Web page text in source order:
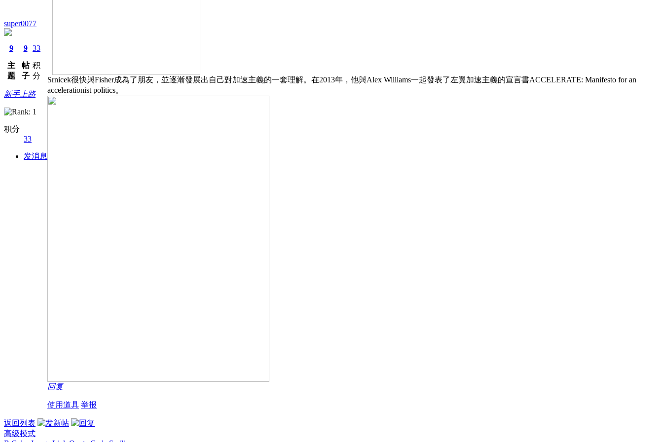
super0077
9
主
题
9
帖
子
33
积
分
新手上路
积分
33
发消息
Srnicek很快與Fisher成為了朋友，並逐漸發展出自己對加速主義的一套理解。在2013年，他與Alex Williams一起發表了左翼加速主義的宣言書ACCELERATE: Manifesto for an
accelerationist politics。
回复
使用道具 举报
返回列表
高级模式